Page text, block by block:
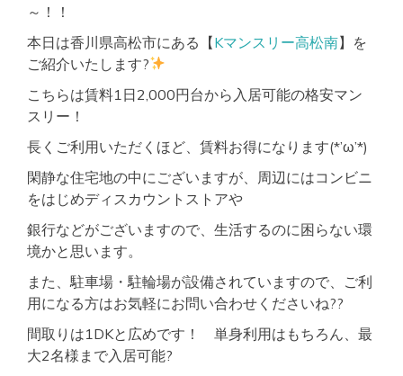
～！！
本日は香川県高松市にある【Kマンスリー高松南】を
ご紹介いたします?
こちらは賃料1日2,000円台から入居可能の格安マン
スリー！
長くご利用いただくほど、賃料お得になります(*’ω’*)
閑静な住宅地の中にございますが、周辺にはコンビニ
をはじめディスカウントストアや
銀行などがございますので、生活するのに困らない環
境かと思います。
また、駐車場・駐輪場が設備されていますので、ご利
用になる方はお気軽にお問い合わせくださいね??
間取りは1DKと広めです！ 単身利用はもちろん、最
大2名様まで入居可能?